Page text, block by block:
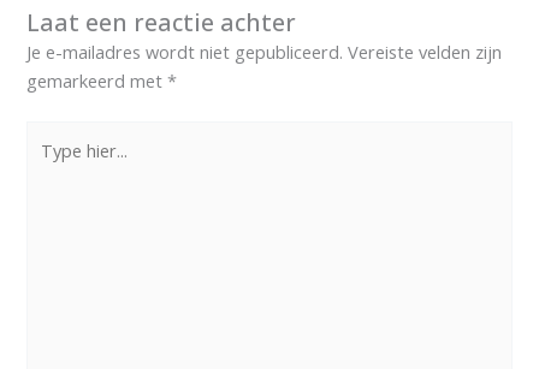
Laat een reactie achter
Je e-mailadres wordt niet gepubliceerd. Vereiste velden zijn
gemarkeerd met*
hier...